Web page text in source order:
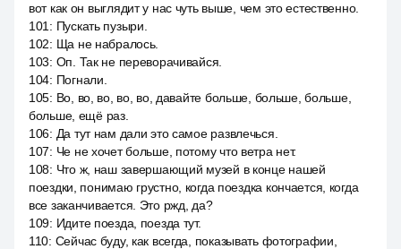
вот как он выглядит у нас чуть выше, чем это естественно.
101 : Пускать пузыри.
102: Ща не набралось.
103: Оп. Так не переворачивайся.
104: Погнали.
105: Во, во, во, во, во, давайте больше, больше, больше,
больше, ещё раз.
106: Да тут нам дали это самое развлечься.
107: Че не хочет больше, потому что ветра нет.
108: Что ж, наш завершающий музей в конце нашей
поездки, понимаю грустно, когда поездка кончается, когда
все заканчивается. Это ржд, да?
109: Идите поезда, поезда тут.
110: Сейчас буду, как всегда, показывать фотографии,